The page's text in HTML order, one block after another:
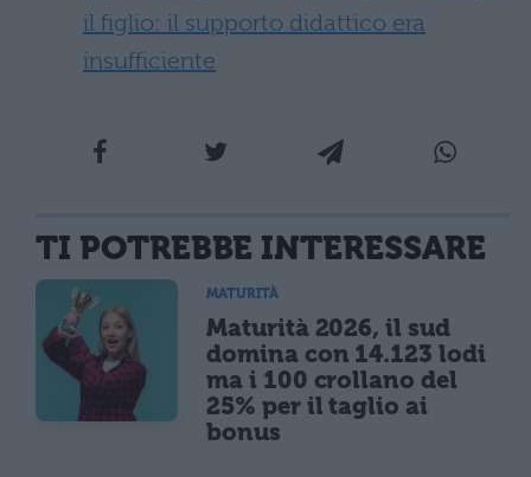
il figlio: il supporto didattico era
insufficiente
TI POTREBBE INTERESSARE
MATURITÀ
Maturità 2026, il sud
domina con 14.123 lodi
ma i 100 crollano del
25% per il taglio ai
bonus